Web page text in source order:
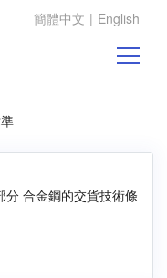
簡體中文 | English
分 合金鋼的交貨技術條